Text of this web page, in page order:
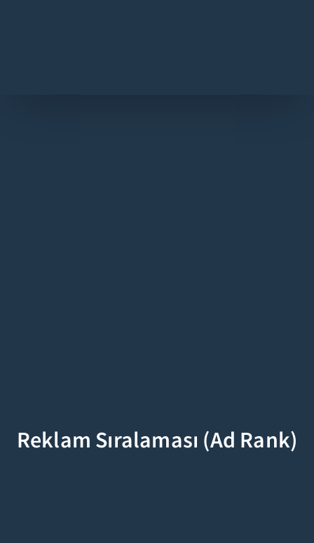
Reklam Sıralaması (Ad Rank)